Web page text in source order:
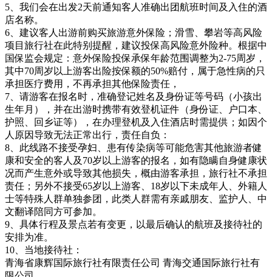
5、我们会在出发2天前通知客人准确出团航班时间及入住的酒
店名称。
6、建议客人出游前购买旅游意外保险；滑雪、攀岩等高风险
项目旅行社在此特别提醒，建议投保高风险意外险种。根据中
国保监会规定：意外保险投保承保年龄范围调整为2-75周岁，
其中70周岁以上游客出险按保额的50%赔付，属于急性病的只
承担医疗费用，不再承担其他保险责任，
7、请游客在报名时，准确登记姓名及身份证等号码（小孩出
生年月），并在出游时携带有效登机证件（身份证、户口本、
护照、回乡证等），在办理登机及入住酒店时需提供；如因个
人原因导致无法正常出行，责任自负：
8、此线路不接受孕妇、患有传染病等可能危害其他旅游者健
康和安全的客人及70岁以上游客的报名，如有隐瞒自身健康状
况而产生意外或导致其他损失，概由游客承担，旅行社不承担
责任；另外不接受65岁以上游客、18岁以下未成年人、外籍人
士等特殊人群单独参团，此类人群需有亲戚朋友、监护人、中
文翻译陪同方可参加。
9、具体行程及景点若有变更，以最后确认的航班及接待社的
安排为准。
10、当地接待社：
青海省康辉国际旅行社有限责任公司 青海交通国际旅行社有